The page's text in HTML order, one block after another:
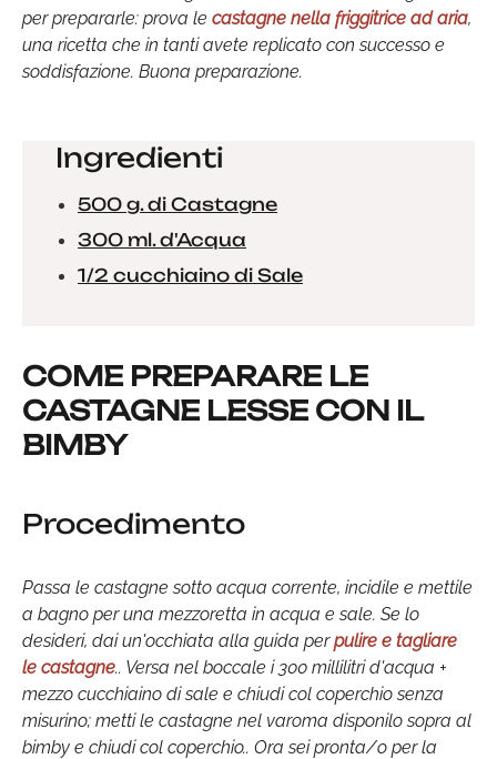
per prepararle: prova le castagne nella friggitrice ad aria,
una ricetta che in tanti avete replicato con successo e
soddisfazione. Buona preparazione.
Ingredienti
500 g. di Castagne
300 ml. d'Acqua
1/2 cucchiaino di Sale
COME PREPARARE LE
CASTAGNE LESSE CON IL
BIMBY
Procedimento
Passa le castagne sotto acqua corrente, incidile e mettile
a bagno per una mezzoretta in acqua e sale. Se lo
desideri, dai un'occhiata alla guida perpulire e tagliare
le castagne.. Versa nel boccale i 300 millilitri d'acqua +
mezzo cucchiaino di sale e chiudi col coperchio senza
misurino; metti le castagne nel varoma disponilo sopra al
bimby e chiudi col coperchio.. Ora sei pronta/o per la